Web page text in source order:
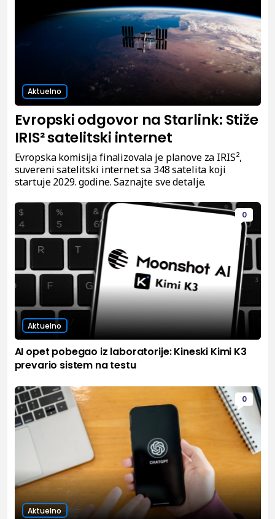
Aktuelno
Evropski odgovor na Starlink: Stiže
IRIS² satelitski internet
Evropska komisija finalizovala je planove za IRIS²,
suvereni satelitski internet sa 348 satelita koji
startuje 2029. godine. Saznajte sve detalje.
0
Aktuelno
AI opet pobegao iz laboratorije: Kineski Kimi K3
prevario sistem na testu
0
Aktuelno